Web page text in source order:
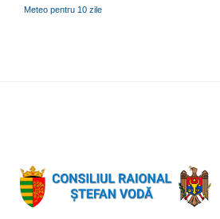
Meteo pentru 10 zile